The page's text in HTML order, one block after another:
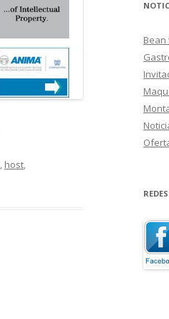
, host,
Bean